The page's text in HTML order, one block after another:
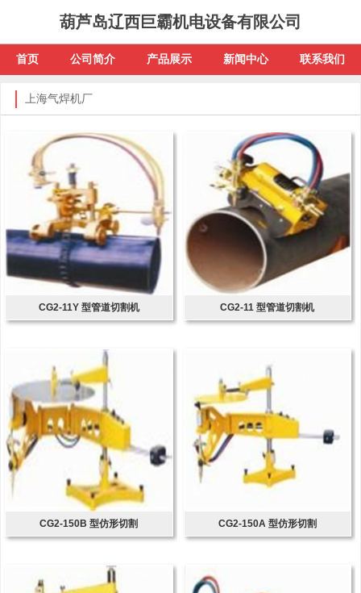
葫芦岛辽西巨霸机电设备有限公司
首页 公司简介 产品展示 新闻中心 联系我们
上海气焊机厂
CG2-11Y 型管道切割机 CG2-11 型管道切割机
CG2-150B 型仿形切割 CG2-150A 型仿形切割